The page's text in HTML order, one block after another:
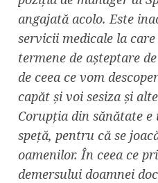
angajată acolo. Este
servicii medicale la
termene de așteptare
de ceea ce vom
capăt și voi sesiza și
Corupția din sănătate e
speță, pentru că se
oamenilor. În ceea ce
demersului doamnei